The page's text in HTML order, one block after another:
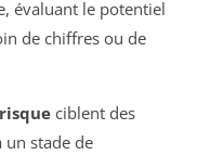
évaluant le potentiel
de chiffres ou de
ciblent des
stade de